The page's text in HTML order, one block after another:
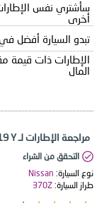
سأشتري نفس
أخرى
تبدو السيارة أفضل في
الإطارات ذات قيمة
المال
مراجعة الإطارات لـ Tracmax X Privilo TX-3 245/40 R19 Y
التحقق من الشراء
نوع السيارة: Nissan
طراز السيارة: 370Z